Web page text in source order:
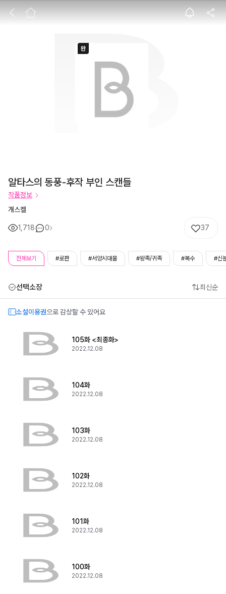
알타스의 동풍-
알타스의 동풍-후작 부인 스캔들
작품정보
개스켈
1,718 0 37
전체보기 #로판 #서양시대물 #왕족/귀족 #복수 #신
선택소장 최신순
소설이용권으로 감상할 수 있어요
105화 <최종화>
2022.12.08
104화
2022.12.08
103화
2022.12.08
102화
2022.12.08
101화
2022.12.08
100화
2022.12.08